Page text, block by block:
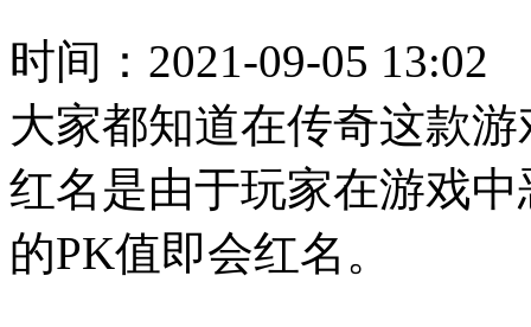
时间： 2021-09-05 13:02
大家都知道在传奇这款
红名是由于玩家在游戏
的PK值即会红名。